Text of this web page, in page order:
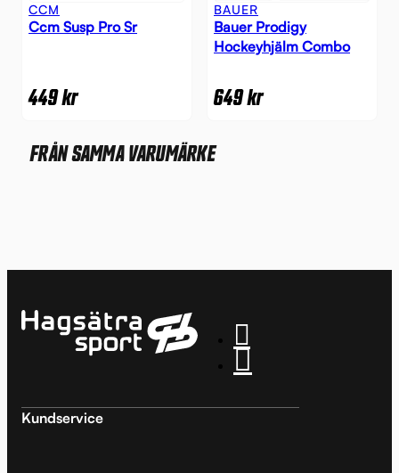
CCM
Ccm Susp Pro Sr
449kr
BAUER
Bauer Prodigy
Hockeyhjälm Combo
649kr
FRÅN SAMMA VARUMÄRKE
Kundservice